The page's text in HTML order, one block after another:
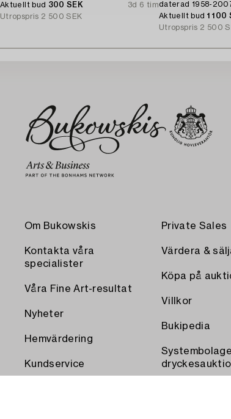
Aktuellt bud 300 SEK
3d 6 tim
Utropspris 2 500 SEK
daterad 1958-
Aktuellt bud 1 100
Utropspris 2 500
Om Bukowskis
Kontakta våra
specialister
Våra Fine Art-resultat
Nyheter
Hemvärdering
Kundservice
Private Sales
Värdera &
Köpa på
Villkor
Bukipedia